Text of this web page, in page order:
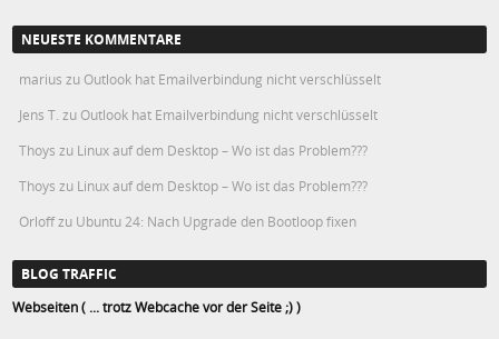
NEUESTE KOMMENTARE
marius zu Outlook hat Emailverbindung nicht verschlüsselt
Jens T. zu Outlook hat Emailverbindung nicht verschlüsselt
Thoys zu Linux auf dem Desktop – Wo ist das Problem???
Thoys zu Linux auf dem Desktop – Wo ist das Problem???
Orloffzu Ubuntu 24: Nach Upgrade den Bootloop fixen
BLOG TRAFFIC
Webseiten ( ... trotz Webcache vor der Seite ;) )